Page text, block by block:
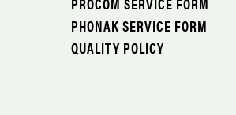
PHONAK SERVICE FORM
QUALITY POLICY